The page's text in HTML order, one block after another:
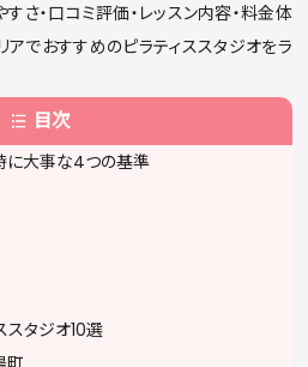
格を取得し、指導歴は通算5年に及ぶ。現
剖学・運動療法の専門知識を土台に、身体
た本質的な姿勢改善・疼痛ケアを提供し
公開後すぐに満員となることが多く、キャン
るほどの人気を誇る。
さ・口コミ評価・レッスン内容・料金体
でおすすめのピラティススタジオをラ
目次
に大事な4つの基準
スタジオ10選